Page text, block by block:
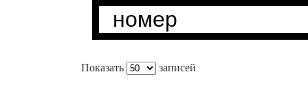
Показать записей